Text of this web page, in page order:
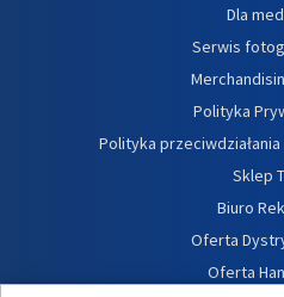
Dla
Serwis
Polityka
Polityka
Sklep
Biuro
Oferta
Oferta